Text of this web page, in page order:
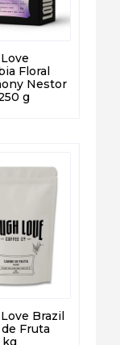
Floral
Nestor
g
Brazil
Fruta
kg